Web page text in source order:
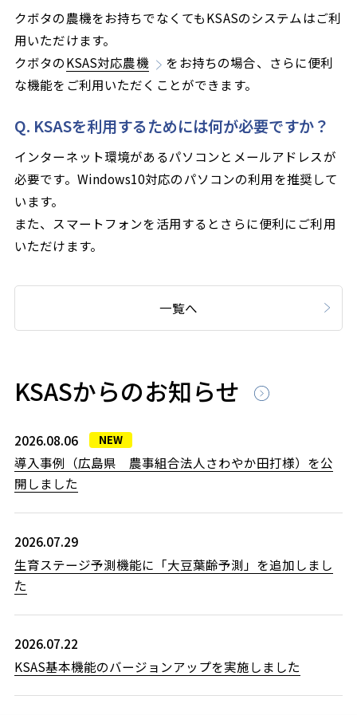
クボタの農機をお持ちでなくてもKSASのシステムはご利
用いただけます。
クボタのKSAS対応農機
をお持ちの場合、さらに便利
な機能をご利用いただくことができます。
Q. KSASを利用するためには何が必要ですか？
インターネット環境があるパソコンとメールアドレスが
必要です。Windows10対応のパソコンの利用を推奨して
います。
また、スマートフォンを活用するとさらに便利にご利用
いただけます。
一覧へ
KSASからのお知らせ
2026.08.06 NEW
導入事例（広島県 農事組合法人さわやか田打様）を公
開しました
2026.07.29
生育ステージ予測機能に「大豆葉齢予測」を追加しまし
た
2026.07.22
KSAS基本機能のバージョンアップを実施しました